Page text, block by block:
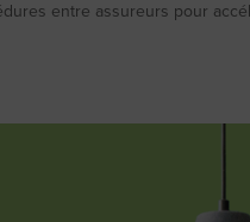
entre assureurs pour